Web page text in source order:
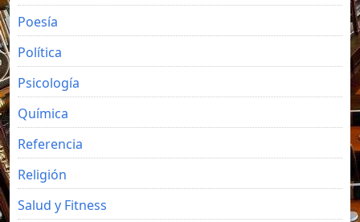
Poesía
Política
Psicología
Química
Referencia
Religión
Salud y Fitness